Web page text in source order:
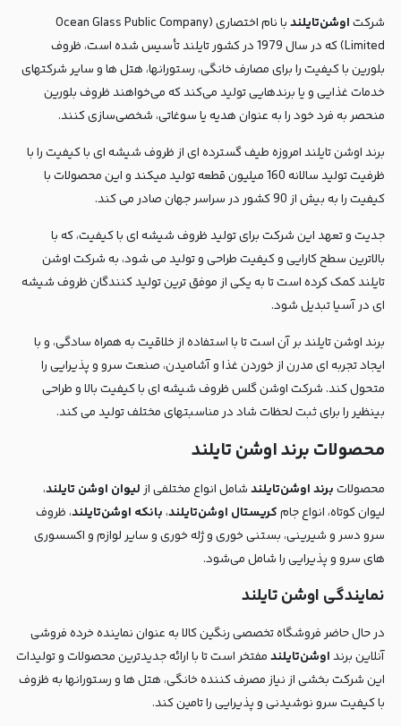
شرکتاوشن‌تایلند
با نام اختصاری (Ocean Glass Public Company
Limited) که در سال 1979 در کشور تایلند تأسیس شده است، ظروف
بلورین با کیفیت را برای مصارف خانگی، رستورانها، هتل ها و سایر شرکتهای
خدمات غذایی و یا برندهایی تولید می‌کند که می‌خواهند ظروف بلورین
منحصر به فرد خود را به عنوان هدیه یا سوغاتی، شخصی‌سازی کنند.
برند اوشن تایلند امروزه طیف گسترده ای از ظروف شیشه ای با کیفیت را با
ظرفیت تولید سالانه 160 میلیون قطعه تولید میکند و این محصولات با
کیفیت را به بیش از 90 کشور در سراسر جهان صادر می کند.
جدیت و تعهد این شرکت برای تولید ظروف شیشه ای با کیفیت، که با
بالاترین سطح کارایی و کیفیت طراحی و تولید می شود، به شرکت اوشن
تایلند کمک کرده است تا به یکی از موفق ترین تولید کنندگان ظروف شیشه
ای در آسیا تبدیل شود.
برند اوشن تایلند بر آن است تا با استفاده از خلاقیت به همراه سادگی، و با
ایجاد تجربه ای مدرن از خوردن غذا و آشامیدن، صنعت سرو و پذیرایی را
متحول کند. شرکت اوشن گلس ظروف شیشه ای با کیفیت بالا و طراحی
بینظیر را برای ثبت لحظات شاد در مناسبتهای مختلف تولید می کند.
محصولات برند اوشن تایلند
محصولاتبرند اوشن‌تایلندشامل انواع مختلفی ازلیوان اوشن تایلند،
لیوان کوتاه، انواع جامکریستال اوشن‌تایلند،بانکه اوشن‌تایلند، ظروف
سرو دسر و شیرینی، بستنی خوری و ژله خوری و سایر لوازم و اکسسوری
های سرو و پذیرایی را شامل می‌شود.
نمایندگی اوشن تایلند
در حال حاضر فروشگاه تخصصی رنگین کالا به عنوان نماینده خرده فروشی
آنلاین برنداوشن‌تایلندمفتخر است تا با ارائه جدیدترین محصولات و تولیدات
این شرکت بخشی از نیاز مصرف کننده خانگی، هتل ها و رستورانها به ظزوف
با کیفیت سرو نوشیدنی و پذیرایی را تامین کند.